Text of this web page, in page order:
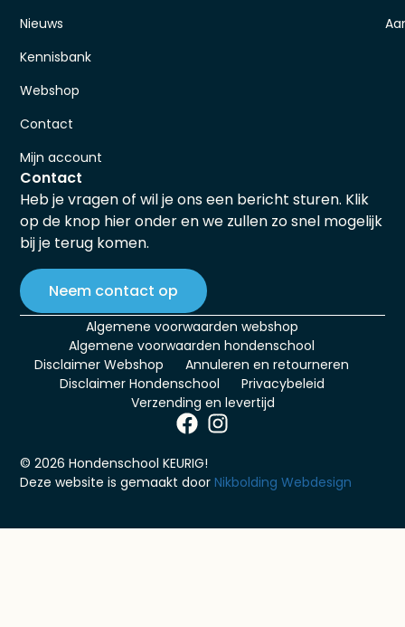
Nieuws
Kennisbank
Webshop
Contact
Mijn account
Contact
Heb je vragen of wil je ons een bericht sturen. Klik
op de knop hier onder en we zullen zo snel mogelijk
bij je terug komen.
Neem contact op
Algemene voorwaarden webshop
Algemene voorwaarden hondenschool
Disclaimer Webshop
Annuleren en retourneren
Disclaimer Hondenschool
Privacybeleid
Verzending en levertijd
© 2026 Hondenschool KEURIG!
Deze website is gemaakt doorNikbolding Webdesign